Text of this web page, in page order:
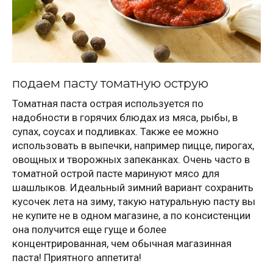
подаем пасту томатную острую
Томатная паста острая используется по
надобности в горячих блюдах из мяса, рыбы, в
супах, соусах и подливках. Также ее можно
использовать в выпечки, например пицце, пирогах,
овощных и творожных запеканках. Очень часто в
томатной острой пасте маринуют мясо для
шашлыков. Идеальный зимний вариант сохранить
кусочек лета на зиму, такую натуральную пасту вы
не купите не в одном магазине, а по консистенции
она получится еще гуще и более
концентрированная, чем обычная магазинная
паста! Приятного аппетита!